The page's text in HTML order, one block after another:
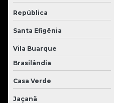
República
Santa Efigênia
Vila Buarque
Brasilândia
Casa Verde
Jaçanã